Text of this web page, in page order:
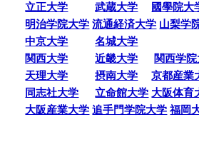
立正大学
武蔵大学
國學院大
明治学院大学 流通経済大学 山梨学
中京大学
名城大学
関西大学
近畿大学
関西学
天理大学
摂南大学
京都産業
同志社大学
立命館大学 大阪体育
大阪産業大学 追手門学院大学 福岡